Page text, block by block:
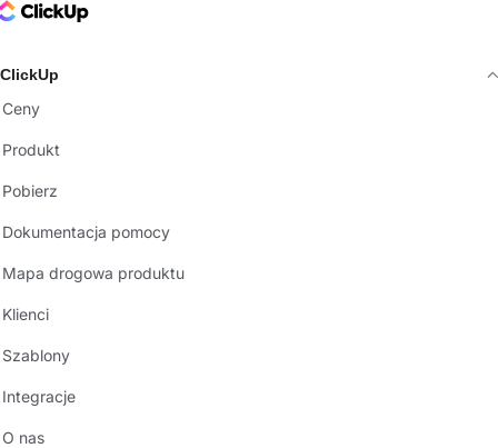
Logo
ClickUp
Ceny
Produkt
Pobierz
Dokumentacja pomocy
Mapa drogowa produktu
Klienci
Szablony
Integracje
O nas